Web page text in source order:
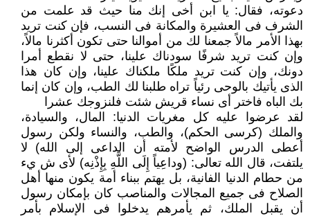
دعوته، فقال: يا ابن أخى إنك منا حيث قد علمت من
الشرف فى العشيرة والمكانة فى النسب، ‏فإن كنت تريد
بهذا الأمر مالاً جمعنا لك من أموالنا حتى تكون أكثرنا مالاً،
وإن كنت تريد شرفًا ‏سودناك علينا، حتى لا نقطع أمرا
دونك، وإن كنت تريد ملكًا ملكناك علينا، وإن كان هذا
‏الذى يأتيك بالوحى رئياً تراه طلبنا لك الطب، وإن كان إنما
بك الباه فاختر أى نساء قريش ‏شئت فلنزوجك عشرا
لقد عرضوا عليه كل مغريات الدنيا: المال، والسيادة،
والملك (كرسى الحكم)، والطب، والنساء ‏ولكن رسول
أعطى الدرس الواضح لأمته أن الداعى إلى الله) لا
يلتفت، قال‎ ‎الله تعالى: (وداعِياً ‏إِلَى اللَّهِ بِإِذْنِه) لأى ش يء
من حطام الدنيا الفانية، بل يهتم ببناء أمة يكون منها أهل
الصلاح ‏فى جميع المجالات والمناصب كان‎ ‎بإمكان رسول
أن يقبل الملك، ثم يأمرهم يدخلوا فى الإسلام ‏بأمر